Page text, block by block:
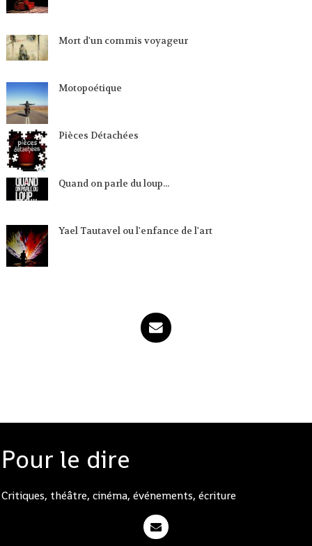
Mort d'un commis voyageur
Motopoétique
Pièces Détachées
Quand on parle du loup...
Yael Tautavel ou l'enfance de l'art
Pour le dire
Critiques, théâtre, cinéma, événements, écriture